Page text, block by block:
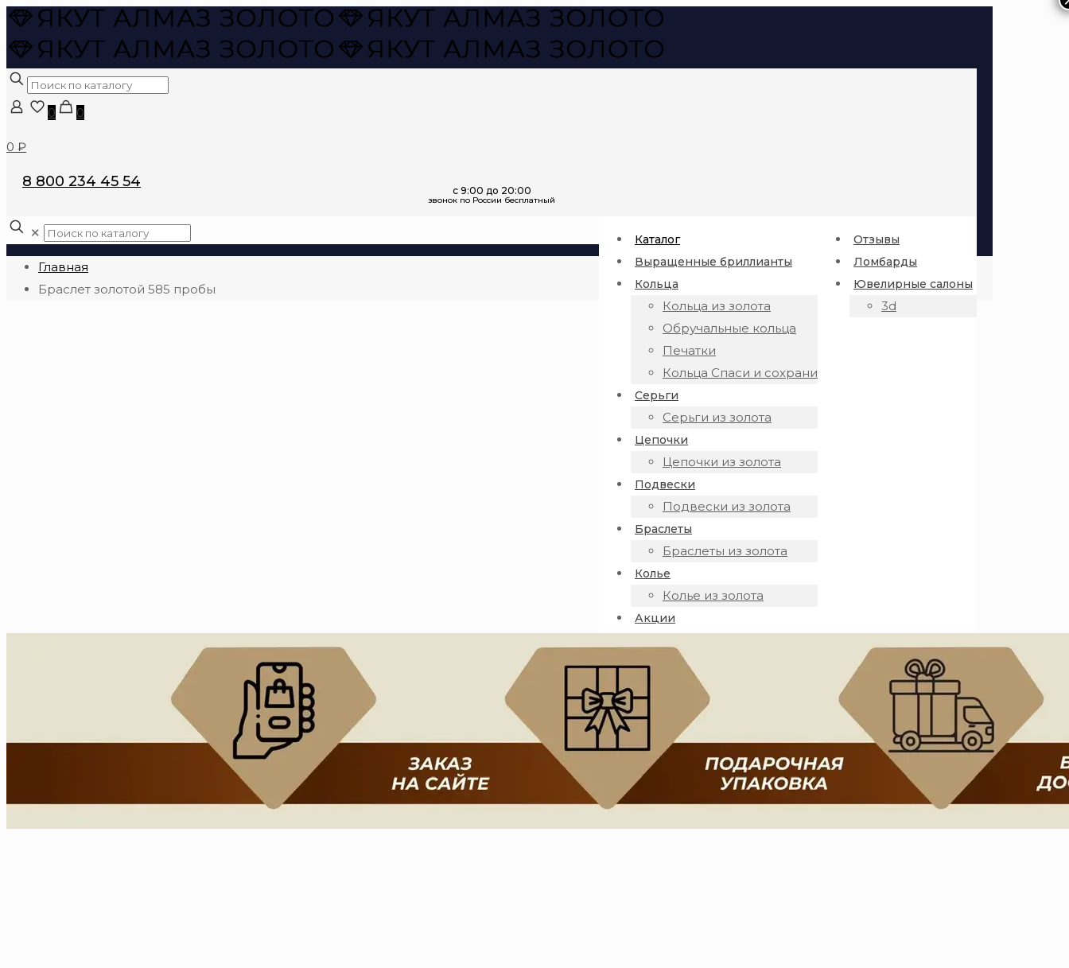
0 0
0 ₽
8 800 234 45 54
Каталог
Выращенные бриллианты
Кольца
Кольца из золота
Обручальные кольца
Печатки
Кольца Спаси и сохрани
Серьги
Серьги из золота
Цепочки
Цепочки из золота
Подвески
Подвески из золота
Браслеты
Браслеты из золота
Колье
Колье из золота
Акции
Отзывы
Ломбарды
Ювелирные салоны
3d
✕
Главная
Браслет золотой 585 пробы